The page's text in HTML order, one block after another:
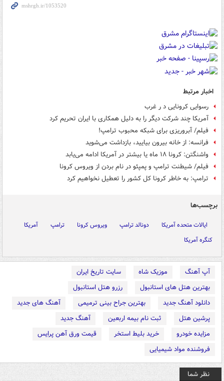
اخبار مرتبط
رسوایی کرونایی د ر غرب
آمریکا چند شرکت دیگر را به دلیل همکاری با ایران تحریم کرد
فیلم/ آبروریزی برای شبکه‌ محبوب ترامپ‌!
فرانسه: از خانه بیرون بیایید، بازداشت می‌شوید
واشنگتن: کرونا ۱۸ ماه یا بیشتر در آمریکا ادامه می‌یابد
فیلم/ شیطنت ترامپ و پمپئو در نام بردن از ویروس کرونا
ترامپ: به خاطر کرونا کل کشور را تعطیل نخواهیم کرد
برچسب‌ها
ایالات متحده آمریکا دونالد ترامپ ویروس کرونا ترامپ
آمریکا
کنگره آمریکا
آپ آهنگ موزیک شاه
سایت تاریخ ایران
بهترین هتل های استانبول
رزرو هتل استانبول
دانلود آهنگ جدید
بهترین جراح بینی ترمیمی
آهنگ های جدید
پرشین هتل
ثبت نام بیمه اربعین
آهنگ جدید
مزایده خودرو
خرید بلیط استخر
قیمت ورق آهن پرایس
فروشنده مواد شیمیایی
نظر شما